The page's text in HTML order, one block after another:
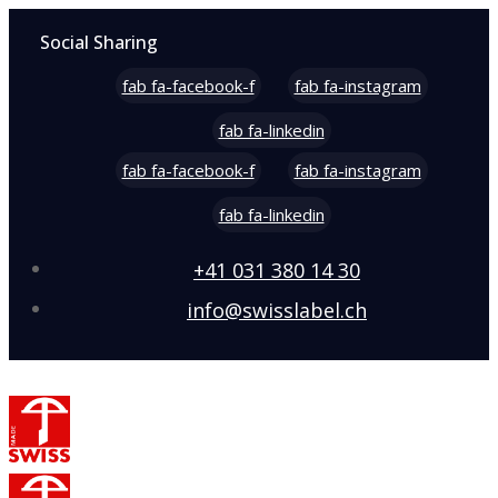
Social Sharing
fab fa-facebook-f
fab fa-instagram
fab fa-linkedin
fab fa-facebook-f
fab fa-instagram
fab fa-linkedin
+41 031 380 14 30
info@swisslabel.ch